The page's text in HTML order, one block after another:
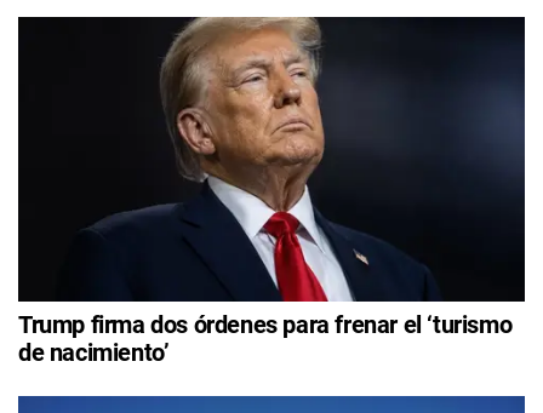
Trump firma dos órdenes para frenar el ‘turismo
de nacimiento’